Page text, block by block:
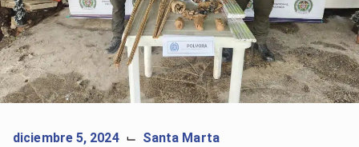
diciembre 5, 2024 ⌙ Santa Marta